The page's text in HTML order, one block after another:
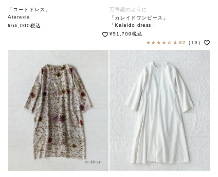
「コートドレス」
Ataraxia
アタラクシア
¥66,000税込
万華鏡のように
「カレイドワンピース」
「Kaleido dress」
soutiencollar（ステンカラー）
¥51,700税込
4.62
（13）